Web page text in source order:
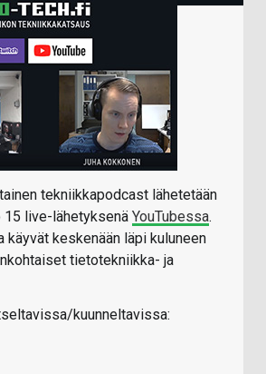
tekniikkapodcast lähetetään
15 live-lähetyksenä YouTubessa.
käyvät keskenään läpi kuluneen
tietotekniikka- ja
kuunneltavissa: